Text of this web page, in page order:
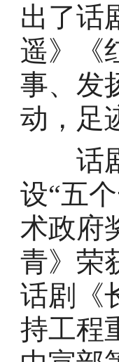
出了话
遥》《
事、发
动，足
话剧
设“五
术政府
青》荣
话剧《
持工程